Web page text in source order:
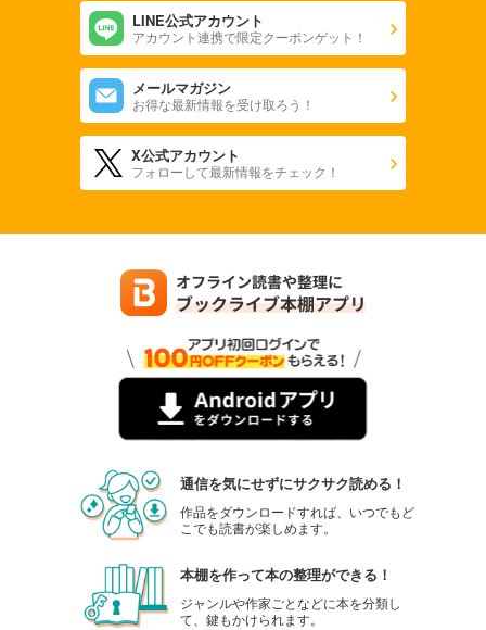
LINE公式アカウント
アカウント連携で限定クーポンゲット！
メールマガジン
お得な最新情報を受け取ろう！
X公式アカウント
フォローして最新情報をチェック！
通信を気にせずにサクサク読める！
作品をダウンロードすれば、いつでもど
こでも読書が楽しめます。
本棚を作って本の整理ができる！
ジャンルや作家ごとなどに本を分類し
て、鍵もかけられます。